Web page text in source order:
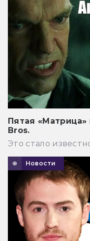
Пятая
Bros.
Это стало
Новости